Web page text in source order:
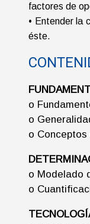
factores de
• Entender la
éste.
o
o
o
o Modelado
o